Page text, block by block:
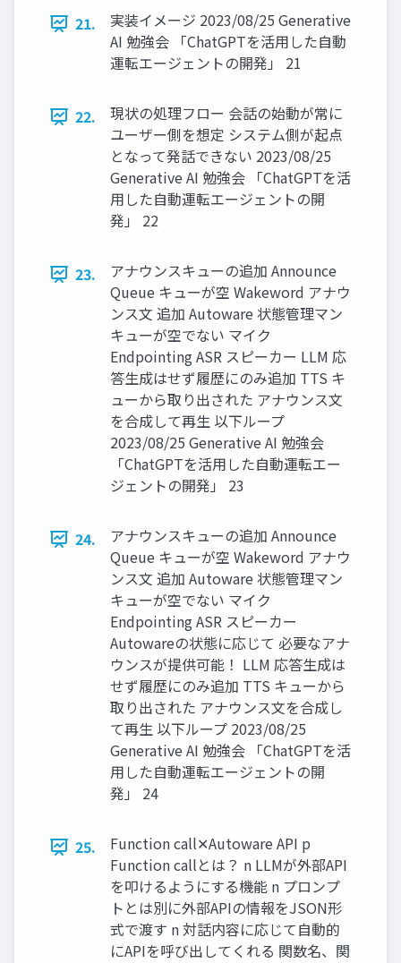
21.
実装イメージ 2023/08/25 Generative
AI 勉強会 「ChatGPTを活用した自動
運転エージェントの開発」 21
22.
現状の処理フロー 会話の始動が常に
ユーザー側を想定 システム側が起点
となって発話できない 2023/08/25
Generative AI 勉強会 「ChatGPTを活
用した自動運転エージェントの開
発」 22
23.
アナウンスキューの追加 Announce
Queue キューが空 Wakeword アナウ
ンス文 追加 Autoware 状態管理マン
キューが空でない マイク
Endpointing ASR スピーカー LLM 応
答生成はせず履歴にのみ追加 TTS キ
ューから取り出された アナウンス文
を合成して再生 以下ループ
2023/08/25 Generative AI 勉強会
「ChatGPTを活用した自動運転エー
ジェントの開発」 23
24.
アナウンスキューの追加 Announce
Queue キューが空 Wakeword アナウ
ンス文 追加 Autoware 状態管理マン
キューが空でない マイク
Endpointing ASR スピーカー
Autowareの状態に応じて 必要なアナ
ウンスが提供可能！ LLM 応答生成は
せず履歴にのみ追加 TTS キューから
取り出された アナウンス文を合成し
て再生 以下ループ 2023/08/25
Generative AI 勉強会 「ChatGPTを活
用した自動運転エージェントの開
発」 24
25.
Function call✕Autoware API p
Function callとは？ n LLMが外部API
を叩けるようにする機能 n プロンプ
トとは別に外部APIの情報をJSON形
式で渡す n 対話内容に応じて自動的
にAPIを呼び出してくれる 関数名、関